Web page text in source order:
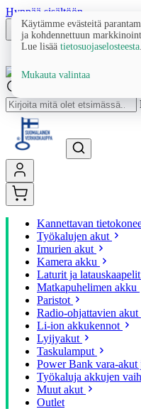
Hyppää sisältöön
Kannettavan
Työkalujen akut
Imurien akut
Kamera akku
Laturit ja latauskaapelit
Matkapuhelimen akku
Paristot
Radio-ohjattavien akut
Li-ion akkukennot
Lyijyakut
Taskulamput
Power Bank vara-akut
Työkaluja akkujen
Muut akut
Outlet
Käytämme evästeitä
ja kohdennettuun
Lue lisää tietosuojaselosteesta
Mukauta valintaa